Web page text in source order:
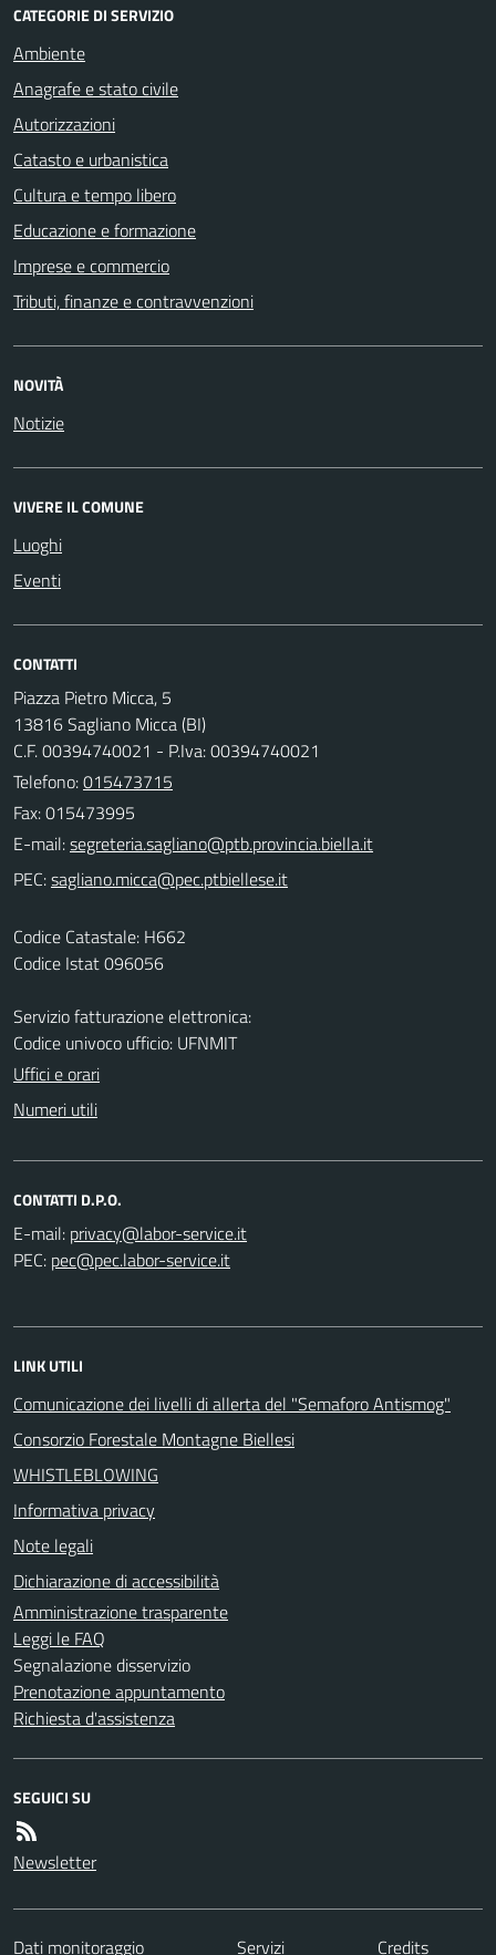
CATEGORIE DI SERVIZIO
Ambiente
Anagrafe e stato civile
Autorizzazioni
Catasto e urbanistica
Cultura e tempo libero
Educazione e formazione
Imprese e commercio
Tributi, finanze e contravvenzioni
NOVITÀ
Notizie
VIVERE IL COMUNE
Luoghi
Eventi
CONTATTI
Piazza Pietro Micca, 5
13816 Sagliano Micca (BI)
C.F. 00394740021 - P.Iva: 00394740021
Telefono:015473715
Fax: 015473995
E-mail:
PEC:
Codice Catastale: H662
Codice Istat 096056
Servizio fatturazione elettronica:
Codice univoco ufficio: UFNMIT
Uffici e orari
Numeri utili
CONTATTI D.P.O.
E-mail:
PEC:
LINK UTILI
Comunicazione dei livelli di allerta del "Semaforo Antismog"
Consorzio Forestale Montagne Biellesi
WHISTLEBLOWING
Informativa privacy
Note legali
Dichiarazione di accessibilità
Amministrazione trasparente
Leggi le FAQ
Segnalazione disservizio
Prenotazione appuntamento
Richiesta d'assistenza
SEGUICI SU
Newsletter
Dati monitoraggio Servizi Credits